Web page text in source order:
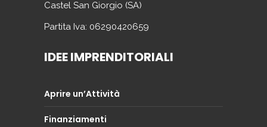
Castel San Giorgio (SA)
Partita Iva: 06290420659
IDEE IMPRENDITORIALI
Aprire un’Attività
Finanziamenti